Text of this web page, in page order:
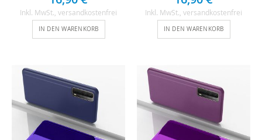
Inkl. MwSt. , versandkostenfrei
IN DEN WARENKORB
Inkl. MwSt. , versandkostenfrei
IN DEN WARENKORB